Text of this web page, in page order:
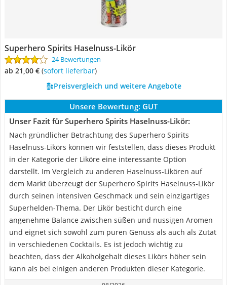
Superhero Spirits Haselnuss-Likör
24 Bewertungen
ab 21,00 € ( Sofort lieferbar)
Preisvergleich und weitere Angebote
Unsere Bewertung: GUT
Unser Fazit für Superhero Spirits Haselnuss-Likör:
Nach gründlicher Betrachtung des Superhero Spirits
Haselnuss-Likörs können wir feststellen, dass dieses Produkt
in der Kategorie der Liköre eine interessante Option
darstellt. Im Vergleich zu anderen Haselnuss-Likören auf
dem Markt überzeugt der Superhero Spirits Haselnuss-Likör
durch seinen intensiven Geschmack und sein einzigartiges
Superhelden-Thema. Der Likör besticht durch eine
angenehme Balance zwischen süßen und nussigen Aromen
und eignet sich sowohl zum puren Genuss als auch als Zutat
in verschiedenen Cocktails. Es ist jedoch wichtig zu
beachten, dass der Alkoholgehalt dieses Likörs höher sein
kann als bei einigen anderen Produkten dieser Kategorie.